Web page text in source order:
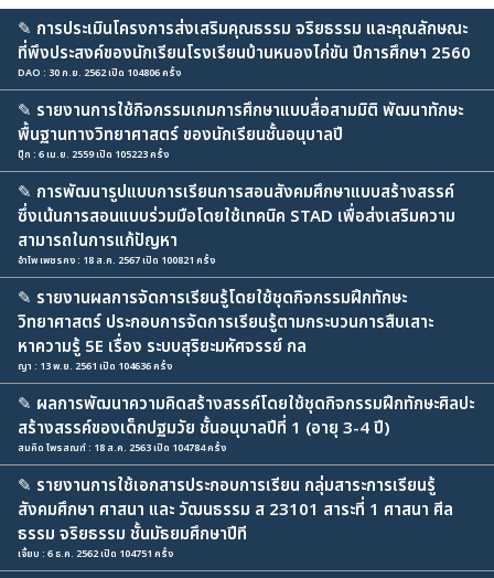
✎ การประเมินโครงการส่งเสริมคุณธรรม จริยธรรม และคุณลักษณะ
ที่พึงประสงค์ของนักเรียนโรงเรียนบ้านหนองไก่ขัน ปีการศึกษา 2560
DAO : 30 ก.ย. 2562 เปิด 104806 ครั้ง
✎ รายงานการใช้กิจกรรมเกมการศึกษาแบบสื่อสามมิติ พัฒนาทักษะ
พื้นฐานทางวิทยาศาสตร์ ของนักเรียนชั้นอนุบาลปี
ปุ๊ก : 6 เม.ย. 2559 เปิด 105223 ครั้ง
✎ การพัฒนารูปแบบการเรียนการสอนสังคมศึกษาแบบสร้างสรรค์
ซึ่งเน้นการสอนแบบร่วมมือโดยใช้เทคนิค STAD เพื่อส่งเสริมความ
สามารถในการแก้ปัญหา
อำไพ เพชรคง : 18 ส.ค. 2567 เปิด 100821 ครั้ง
✎ รายงานผลการจัดการเรียนรู้โดยใช้ชุดกิจกรรมฝึกทักษะ
วิทยาศาสตร์ ประกอบการจัดการเรียนรู้ตามกระบวนการสืบเสาะ
หาความรู้ 5E เรื่อง ระบบสุริยะมหัศจรรย์ กล
ญา : 13 พ.ย. 2561 เปิด 104636 ครั้ง
✎ ผลการพัฒนาความคิดสร้างสรรค์โดยใช้ชุดกิจกรรมฝึกทักษะศิลปะ
สร้างสรรค์ของเด็กปฐมวัย ชั้นอนุบาลปีที่ 1 (อายุ 3-4 ปี)
สมคิด ไพรสณฑ์ : 18 ส.ค. 2563 เปิด 104784 ครั้ง
✎ รายงานการใช้เอกสารประกอบการเรียน กลุ่มสาระการเรียนรู้
สังคมศึกษา ศาสนา และ วัฒนธรรม ส 23101 สาระที่ 1 ศาสนา ศีล
ธรรม จริยธรรม ชั้นมัธยมศึกษาปีที
เจี้ยบ : 6 ธ.ค. 2562 เปิด 104751 ครั้ง